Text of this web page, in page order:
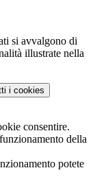
si avvalgono di
illustrate nella
i cookies
consentire.
della
potete